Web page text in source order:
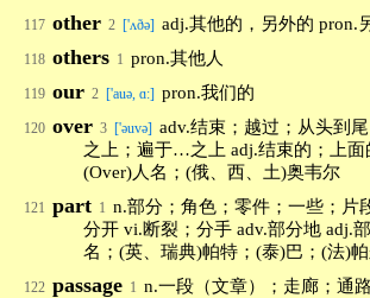
117 other 2 ['ʌðə] adj.其他的，另外的 pron.
118 others 1 pron.其他人
119 our 2 ['auə, ɑ:] pron.我们的
120 over 3 ['əuvə] adv.结束；越过；从头到
之上；遍于…之上 adj.结束的；上面
(Over)人名；(俄、西、土)奥韦尔
121 part 1 n.部分；角色；零件；一些；片
分开 vi.断裂；分手 adv.部分地 adj.
名；(英、瑞典)帕特；(泰)巴；(法)
122 passage 1 n.一段（文章）；走廊；通